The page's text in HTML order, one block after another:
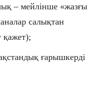
– мейлінше «жазғы
салықтан
қажет);
ғарышкерді